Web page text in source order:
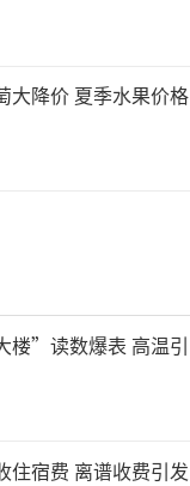
大降价 夏季水果价格
楼”读数爆表 高温引
住宿费 离谱收费引发